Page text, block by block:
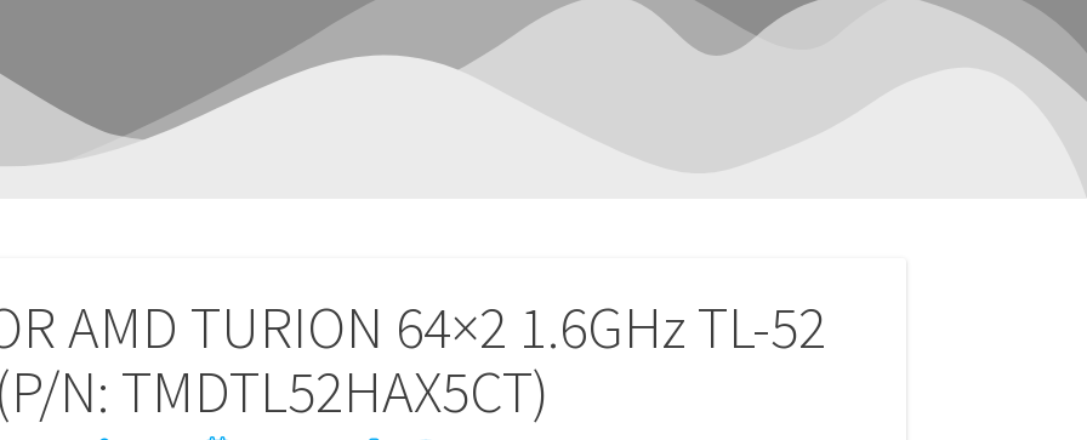
AMD TURION 64×2 1.6GHz TL-52
(P/N: TMDTL52HAX5CT)